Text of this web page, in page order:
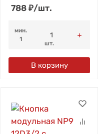
788 ₽/шт.
мин.
1
шт.
В корзину